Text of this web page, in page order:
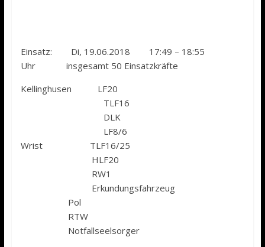
Einsatz: Di, 19.06.2018 17:49 – 18:55
Uhr insgesamt 50 Einsatzkräfte
Kellinghusen LF20
TLF16
DLK
LF8/6
Wrist TLF16/25
HLF20
RW1
Erkundungsfahrzeug
Pol
RTW
Notfallseelsorger